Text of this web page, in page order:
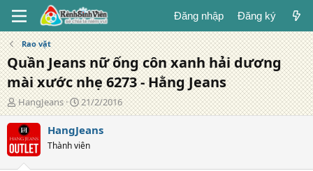
Đăng nhập Đăng ký
Rao vặt
Quần Jeans nữ ống côn xanh hải dương
mài xước nhẹ 6273 - Hằng Jeans
T
á
c
g
i
ả
HangJeans
N
g
à
y
đ
21/2/2016
HangJeans
Thành viên